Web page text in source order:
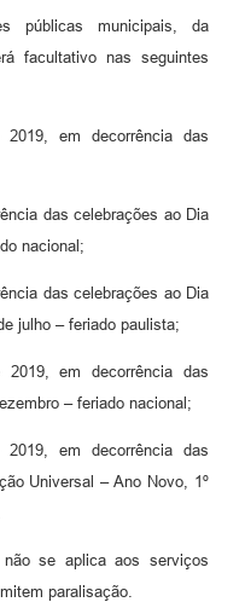
públicas municipais, da
facultativo nas seguintes
em decorrência das
das celebrações ao Dia
nacional;
das celebrações ao Dia
julho – feriado paulista;
em decorrência das
– feriado nacional;
em decorrência das
Universal – Ano Novo, 1º
se aplica aos serviços
paralisação.